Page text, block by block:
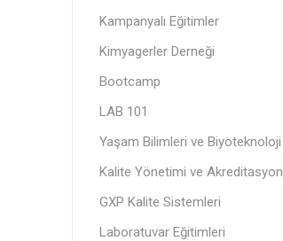
Kampanyalı Eğitimler
Kimyagerler Derneği
Bootcamp
LAB 101
Yaşam Bilimleri ve Biyoteknoloji
Kalite Yönetimi ve Akreditasyon
GXP Kalite Sistemleri
Laboratuvar Eğitimleri